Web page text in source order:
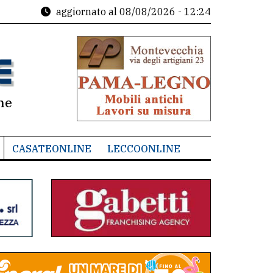
aggiornato al 08/08/2026 - 12:24
CASATEONLINE LECCOONLINE